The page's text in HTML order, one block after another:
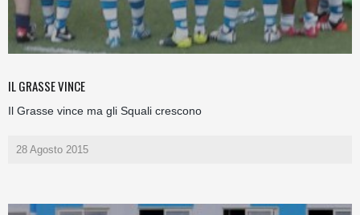
IL GRASSE VINCE
Il Grasse vince ma gli Squali crescono
28 Agosto 2015